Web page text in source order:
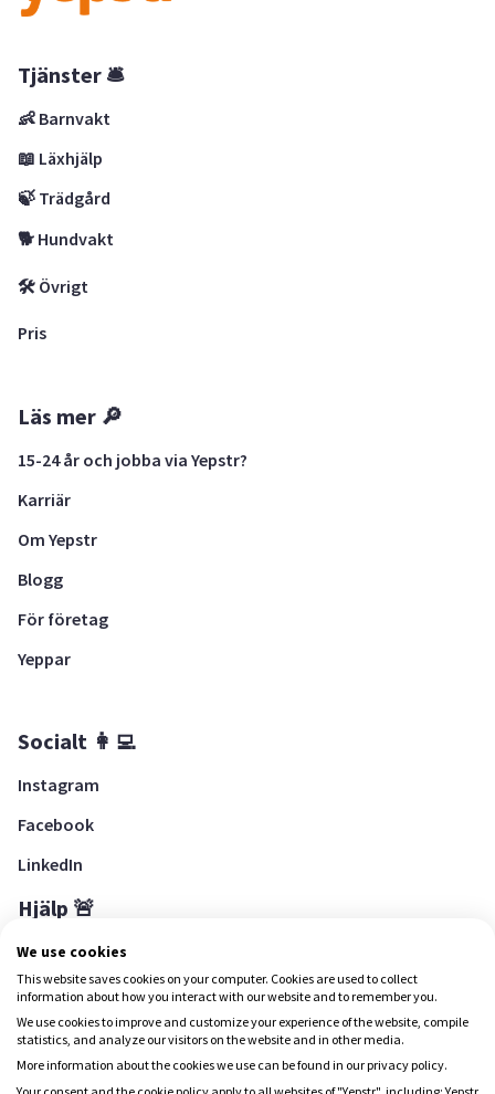
Tjänster 🛎
👶 Barnvakt
📖 Läxhjälp
🍃 Trädgård
🐕 Hundvakt
🛠 Övrigt
Pris
Läs mer 🔎
15-24 år och jobba via Yepstr?
Karriär
Om Yepstr
Blogg
För företag
Yeppar
Socialt 👩‍💻
Instagram
Facebook
LinkedIn
Hjälp 🚨
Hjälpcenter
Ladda ned Yepstr
We use cookies
This website saves cookies on your computer. Cookies are used to collect
information about how you interact with our website and to remember you.
We use cookies to improve and customize your experience of the website, compile
statistics, and analyze our visitors on the website and in other media.
More information about the cookies we use can be found in our privacy policy.